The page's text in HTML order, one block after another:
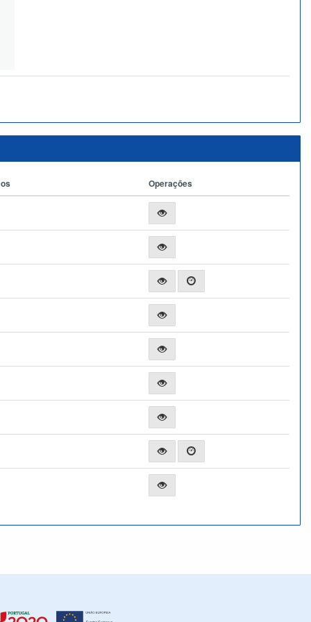
Operações